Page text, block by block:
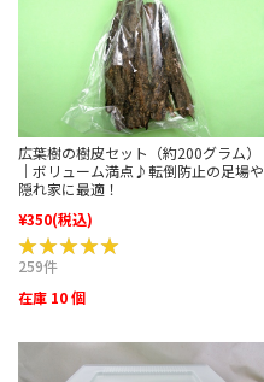
広葉樹の樹皮セット（約200グラム）
｜ボリューム満点♪転倒防止の足場や
隠れ家に最適！
¥350(税込)
★★★★★
★★★★★
259件
在庫 10 個